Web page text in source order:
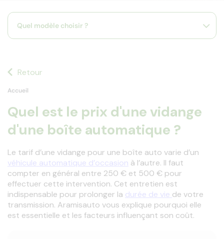
Quel modèle choisir ?
Retour
Accueil
Quel est le prix d'une vidange
d'une boîte automatique ?
véhicule automatique d’occasion à l’autre. Il faut
compter en général entre 250 € et 500 € pour
effectuer cette intervention. Cet entretien est
indispensable pour prolonger la durée de vie de votre
transmission. Aramisauto vous explique pourquoi elle
est essentielle et les facteurs influençant son coût.